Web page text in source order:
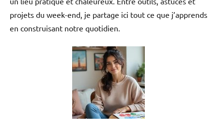
projets du week-end, je partage ici tout ce que j’apprends
en construisant notre quotidien.